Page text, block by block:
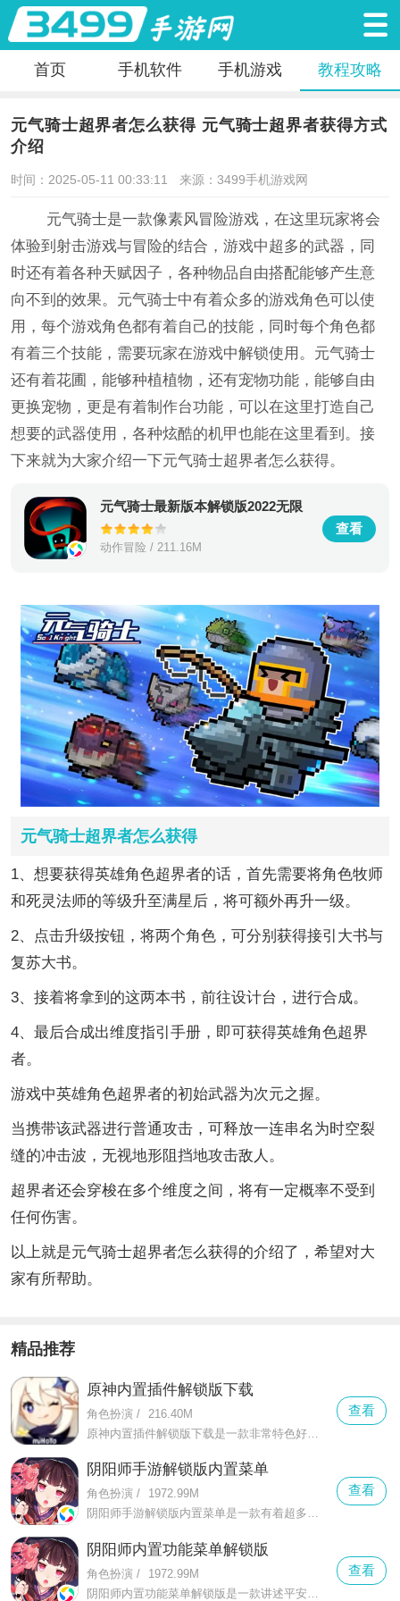
首页 手机软件 手机游戏 教程攻略
元气骑士超界者怎么获得 元气骑士超界者获得方式
介绍
时间：2025-05-11 00:33:11 来源：3499手机游戏网
元气骑士是一款像素风冒险游戏，在这里玩家将会
体验到射击游戏与冒险的结合，游戏中超多的武器，同
时还有着各种天赋因子，各种物品自由搭配能够产生意
向不到的效果。元气骑士中有着众多的游戏角色可以使
用，每个游戏角色都有着自己的技能，同时每个角色都
有着三个技能，需要玩家在游戏中解锁使用。元气骑士
还有着花圃，能够种植植物，还有宠物功能，能够自由
更换宠物，更是有着制作台功能，可以在这里打造自己
想要的武器使用，各种炫酷的机甲也能在这里看到。接
下来就为大家介绍一下元气骑士超界者怎么获得。
元气骑士最新版本解锁版2022无限
资源
动作冒险 / 211.16M
查看
元气骑士超界者怎么获得
1、想要获得英雄角色超界者的话，首先需要将角色牧师
和死灵法师的等级升至满星后，将可额外再升一级。
2、点击升级按钮，将两个角色，可分别获得接引大书与
复苏大书。
3、接着将拿到的这两本书，前往设计台，进行合成。
4、最后合成出维度指引手册，即可获得英雄角色超界
者。
游戏中英雄角色超界者的初始武器为次元之握。
当携带该武器进行普通攻击，可释放一连串名为时空裂
缝的冲击波，无视地形阻挡地攻击敌人。
超界者还会穿梭在多个维度之间，将有一定概率不受到
任何伤害。
以上就是元气骑士超界者怎么获得的介绍了，希望对大
家有所帮助。
精品推荐
原神内置插件解锁版下载
角色扮演 /
216.40M
原神内置插件解锁版下载是一款非常特色好玩的冒险类游戏，在这款原神内置插件解锁版下载中你可以更好的进行探索提瓦特世界
查看
阴阳师手游解锁版内置菜单
角色扮演 /
1972.99M
阴阳师手游解锁版内置菜单是一款有着超多耳熟能详的妖怪的对决游戏，在这款阴阳师手游解锁版内置菜单中玩家可以更好的手机各种不同的造型的阴阳师角色更好的展开一场非常刺激的对决
查看
阴阳师内置功能菜单解锁版
角色扮演 /
1972.99M
查看